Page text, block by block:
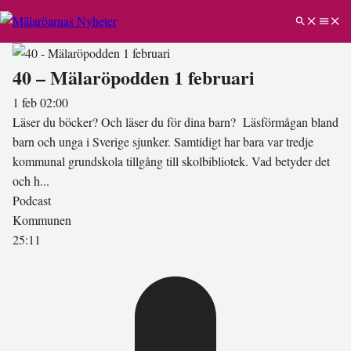
40 – Mälaröpodden 1 februari
1 feb 02:00
Läser du böcker? Och läser du för dina barn? Läsförmågan bland
barn och unga i Sverige sjunker. Samtidigt har bara var tredje
kommunal grundskola tillgång till skolbibliotek. Vad betyder det
och h...
Podcast
Kommunen
25:11